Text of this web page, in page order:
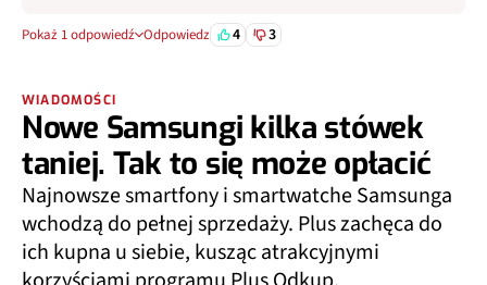
Pokaż 1 odpowiedź Odpowiedz 4 3
WIADOMOŚCI
Nowe Samsungi kilka stówek
taniej. Tak to się może opłacić
Najnowsze smartfony i smartwatche Samsunga
wchodzą do pełnej sprzedaży. Plus zachęca do
ich kupna u siebie, kusząc atrakcyjnymi